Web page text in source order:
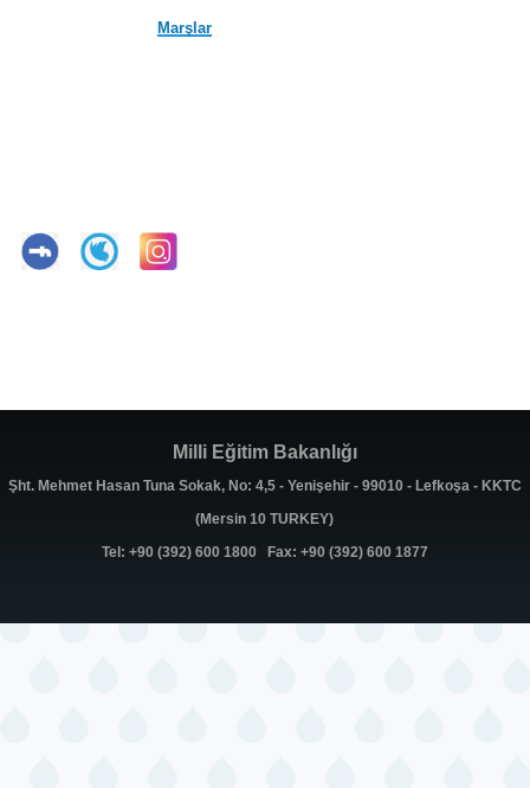
Marşlar
Milli Eğitim Bakanlığı
Şht. Mehmet Hasan Tuna Sokak, No: 4,5 - Yenişehir - 99010 - Lefkoşa - KKTC
(Mersin 10 TURKEY)
Tel: +90 (392) 600 1800 Fax: +90 (392) 600 1877